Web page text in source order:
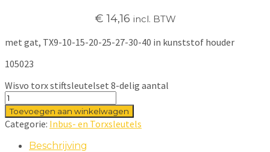
€ 14,16 incl. BTW
met gat, TX9-10-15-20-25-27-30-40 in kunststof houder
105023
Wisvo torx stiftsleutelset 8-delig aantal
Toevoegen aan winkelwagen
Categorie: Inbus- en Torxsleutels
Beschrijving